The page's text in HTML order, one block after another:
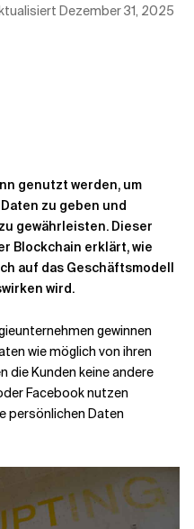
Dezember 31, 2025
genutzt werden, um
zu geben und
gewährleisten. Dieser
Blockchain erklärt, wie
auf das Geschäftsmodell
wird.
gewinnen
wie möglich von ihren
die Kunden keine andere
Facebook nutzen
persönlichen Daten